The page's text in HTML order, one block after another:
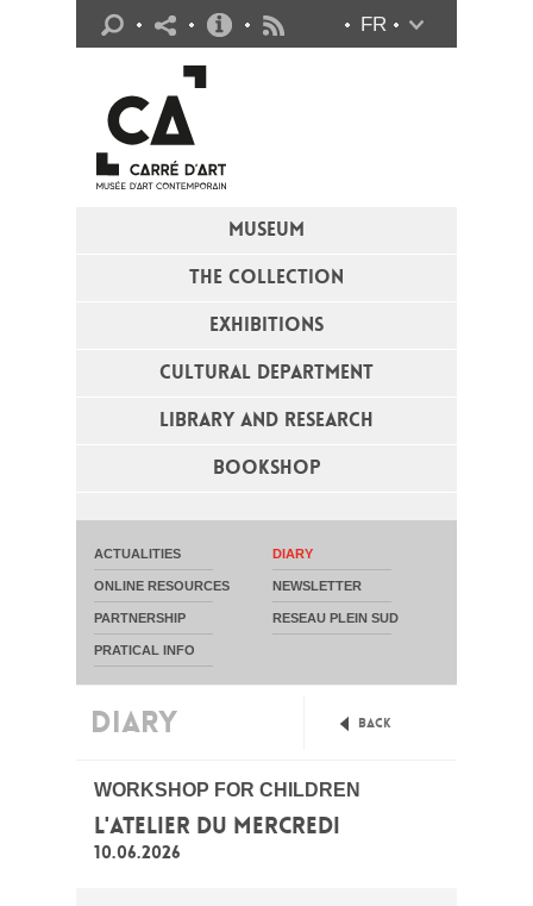
MUSEUM
THE COLLECTION
EXHIBITIONS
CULTURAL DEPARTMENT
LIBRARY AND RESEARCH
BOOKSHOP
FR
ACTUALITIES DIARY
ONLINE RESOURCES NEWSLETTER
PARTNERSHIP RESEAU PLEIN SUD
PRATICAL INFO
Practical info
DIARY Back
WORKSHOP FOR CHILDREN
L'ATELIER DU MERCREDI
10.06.2026